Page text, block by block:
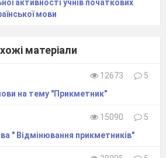
Увечері я дочитаю книгу «Баран
кабанчика, привези мені,
кров’яний диск. Твій лідний
таких Сасків немає, тому що
своїх дефектів з
вони можуть сміливо змагатися у
активності учнів початкових
мови
матеріали
12673
5
на тему "Прикметник"
15090
5
" Відмінювання прикметників"